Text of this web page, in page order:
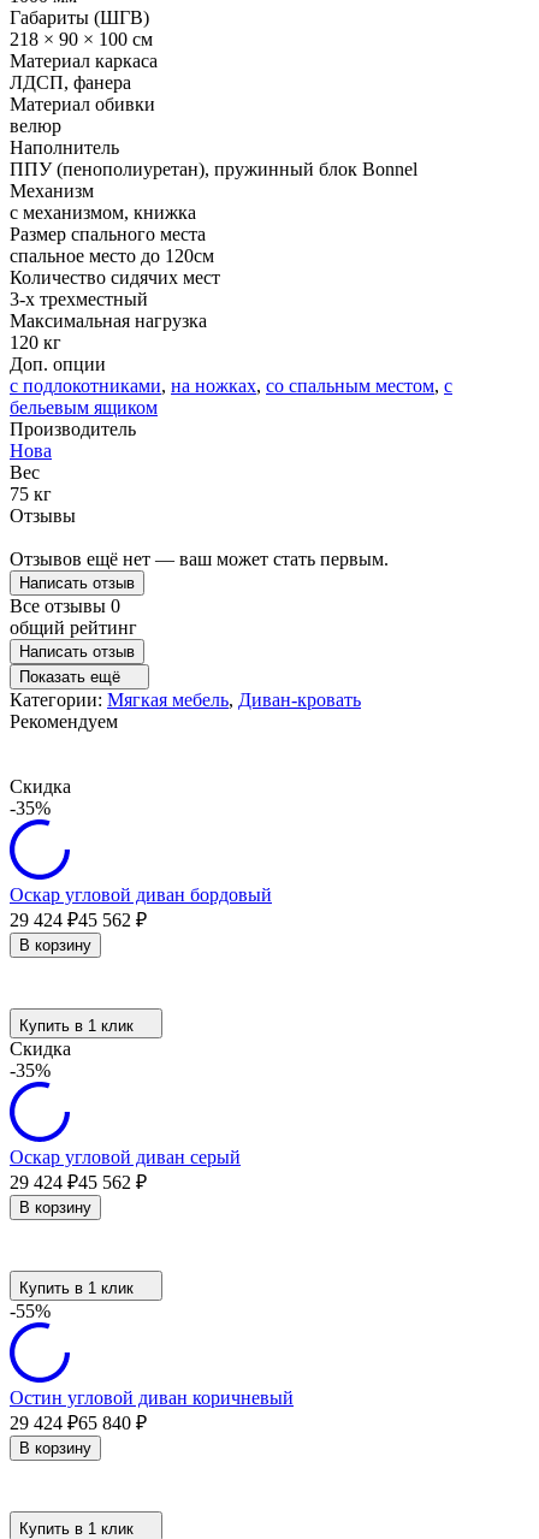
Габариты (ШГВ)
218 × 90 × 100 см
Материал каркаса
ЛДСП, фанера
Материал обивки
велюр
Наполнитель
ППУ (пенополиуретан), пружинный блок Bonnel
Механизм
с механизмом, книжка
Размер спального места
спальное место до 120см
Количество сидячих мест
3-x трехместный
Максимальная нагрузка
120 кг
Доп. опции
с подлокотниками, на ножках, со спальным местом, с
бельевым ящиком
Производитель
Нова
Вес
75 кг
Отзывы
Отзывов ещё нет — ваш может стать первым.
Написать отзыв
Все отзывы 0
общий рейтинг
Написать отзыв
Показать ещё
Категории: Мягкая мебель, Диван-кровать
Рекомендуем
Скидка
-35%
Оскар угловой диван бордовый
29 424 ₽45 562 ₽
В корзину
Купить в 1 клик
Скидка
-35%
Оскар угловой диван серый
29 424 ₽45 562 ₽
В корзину
Купить в 1 клик
-55%
Остин угловой диван коричневый
29 424 ₽65 840 ₽
В корзину
Купить в 1 клик